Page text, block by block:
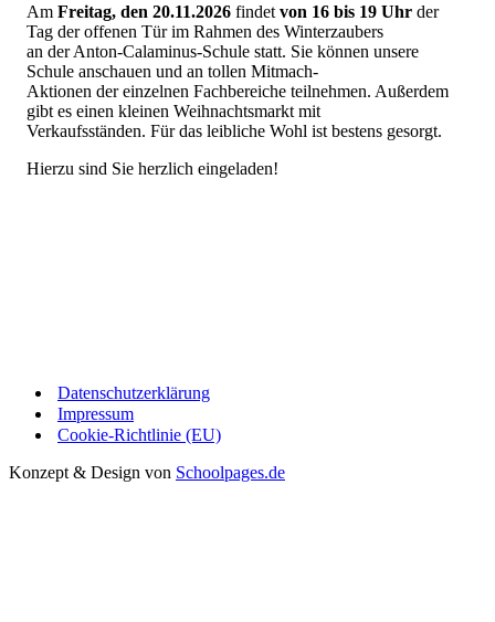
Am Freitag, den 20.11.2026 findet von 16 bis 19 Uhr der
Tag der offenen Tür im Rahmen des Winterzaubers
an der Anton-Calaminus-Schule statt. Sie können unsere
Schule anschauen und an tollen Mitmach-
Aktionen der einzelnen Fachbereiche teilnehmen. Außerdem
gibt es einen kleinen Weihnachtsmarkt mit
Verkaufsständen. Für das leibliche Wohl ist bestens gesorgt.
Hierzu sind Sie herzlich eingeladen!
Datenschutzerklärung
Impressum
Cookie-Richtlinie (EU)
Konzept & Design von Schoolpages.de